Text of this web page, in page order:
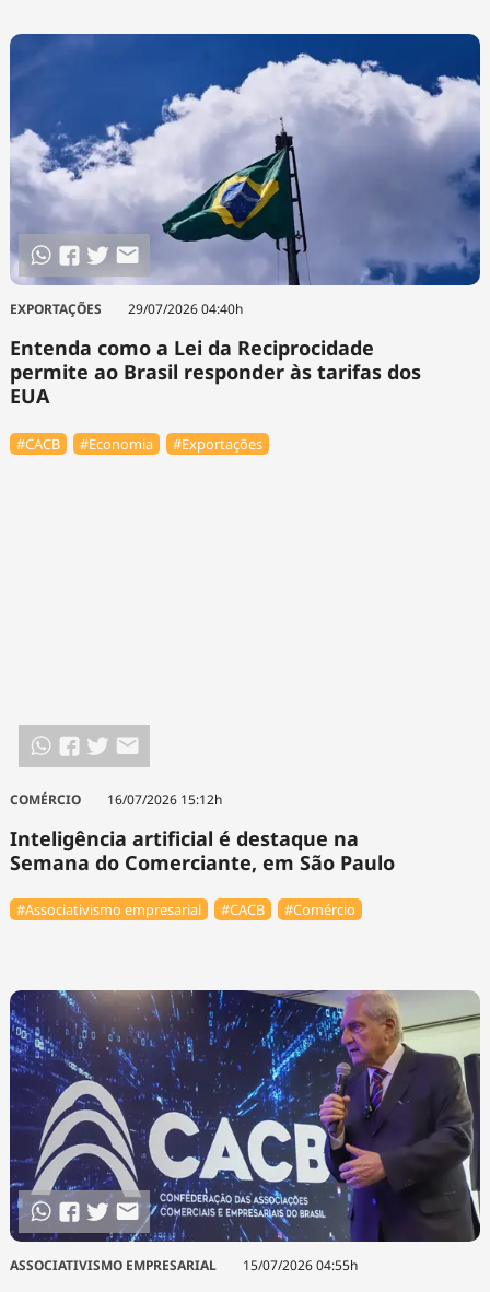
EXPORTAÇÕES 29/07/2026 04:40h
Entenda como a Lei da Reciprocidade
permite ao Brasil responder às tarifas dos
EUA
#⁠CACB #Economia #Exportações
COMÉRCIO 16/07/2026 15:12h
Inteligência artificial é destaque na
Semana do Comerciante, em São Paulo
#Associativismo empresarial #⁠CACB #Comércio
ASSOCIATIVISMO EMPRESARIAL 15/07/2026 04:55h